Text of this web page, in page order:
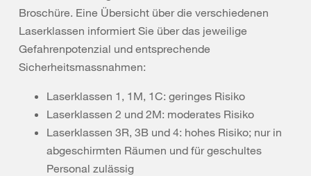
Broschüre. Eine Übersicht über die verschiedenen
Laserklassen informiert Sie über das jeweilige
Gefahrenpotenzial und entsprechende
Sicherheitsmassnahmen:
Laserklassen 1, 1M, 1C: geringes Risiko
Laserklassen 2 und 2M: moderates Risiko
Laserklassen 3R, 3B und 4: hohes Risiko; nur in
abgeschirmten Räumen und für geschultes
Personal zulässig